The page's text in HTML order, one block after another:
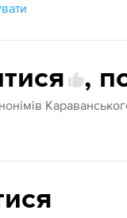
,